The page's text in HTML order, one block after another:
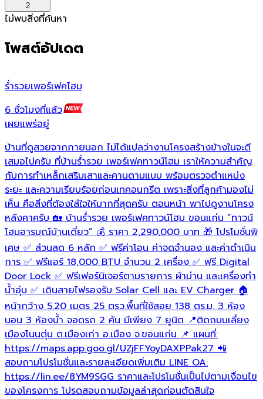
2
ไม่พบสิ่งที่ค้นหา
โพสต์อัปเดต
ร่ำรวยเพอร์เฟคโฮม
6 ชั่วโมงที่แล้ว
เผยแพร่อยู่
บ้านที่ดูสวยจากภายนอก ไม่ได้แปลว่างานโครงสร้างข้างในจะดี
เสมอไปครับ ที่บ้านร่ำรวย เพอร์เฟคทาวน์โฮม เราให้ความสำคัญ
กับการทำเหล็กเสริมเสาและคานตามแบบ พร้อมตรวจตำแหน่ง
ระยะ และความเรียบร้อยก่อนเทคอนกรีต เพราะสิ่งที่ลูกค้ามองไม่
เห็น คือสิ่งที่ต้องใส่ใจให้มากที่สุดครับ ตอนหน้า พาไปดูงานโครง
หลังคาครับ 🏡 บ้านร่ำรวย เพอร์เฟคทาวน์โฮม ขอนแก่น “ทาวน์
โฮมอารมณ์บ้านเดี่ยว” 💰 ราคา 2,290,000 บาท 🎁 โปรโมชั่นพิ
เศษ ✅ ส่วนลด 6 หลัก ✅ ฟรีค่าโอน ค่าจดจำนอง และค่าดำเนิน
การ ✅ ฟรีแอร์ 18,000 BTU จำนวน 2 เครื่อง ✅ ฟรี Digital
Door Lock ✅ ฟรีเฟอร์นิเจอร์ตามรายการ ผ้าม่าน และเครื่องทำ
น้ำอุ่น ✅ เดินสายไฟรองรับ Solar Cell และ EV Charger 🏠
หน้ากว้าง 5.20 เมตร 25 ตรว.พื้นที่ใช้สอย 138 ตร.ม. 3 ห้อง
นอน 3 ห้องน้ำ จอดรถ 2 คัน มีเพียง 7 ยูนิต 📍ติดถนนเลี่ยง
เมืองโนนตุ่น ต.เมืองเก่า อ.เมือง จ.ขอนแก่น 📌 แผนที่:
https://maps.app.goo.gl/UZjFFYoyDAXPPak27 📲
สอบถามโปรโมชั่นและรายละเอียดเพิ่มเติม LINE OA:
https://lin.ee/8YM9SGG ราคาและโปรโมชั่นเป็นไปตามเงื่อนไข
ของโครงการ โปรดสอบถามข้อมูลล่าสุดก่อนตัดสินใจ